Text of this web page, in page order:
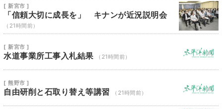
[ 新宮市 ]
「信頼大切に成長を」 キナンが近況説明会
（21時間前）
[ 新宮市 ]
水道事業所工事入札結果 （21時間前）
[ 熊野市 ]
自由研削と石取り替え等講習 （21時間前）